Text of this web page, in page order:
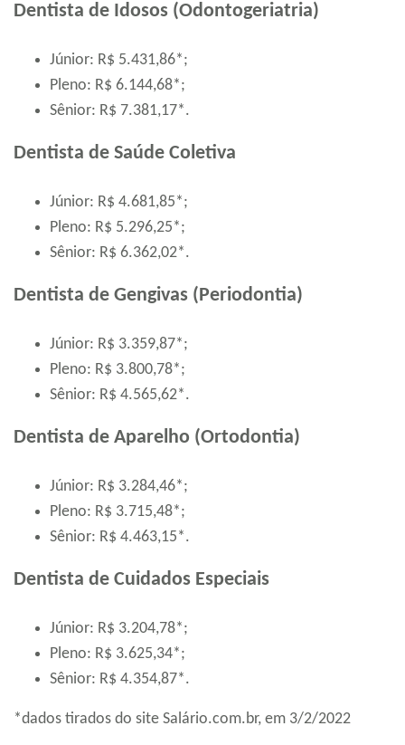
Dentista de Idosos (Odontogeriatria)
Júnior: R$ 5.431,86*;
Pleno: R$ 6.144,68*;
Sênior: R$ 7.381,17*.
Dentista de Saúde Coletiva
Júnior: R$ 4.681,85*;
Pleno: R$ 5.296,25*;
Sênior: R$ 6.362,02*.
Dentista de Gengivas (Periodontia)
Júnior: R$ 3.359,87*;
Pleno: R$ 3.800,78*;
Sênior: R$ 4.565,62*.
Dentista de Aparelho (Ortodontia)
Júnior: R$ 3.284,46*;
Pleno: R$ 3.715,48*;
Sênior: R$ 4.463,15*.
Dentista de Cuidados Especiais
Júnior: R$ 3.204,78*;
Pleno: R$ 3.625,34*;
Sênior: R$ 4.354,87*.
*dados tirados do site Salário.com.br, em 3/2/2022